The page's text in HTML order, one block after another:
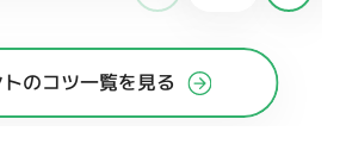
のコツ一覧を見る